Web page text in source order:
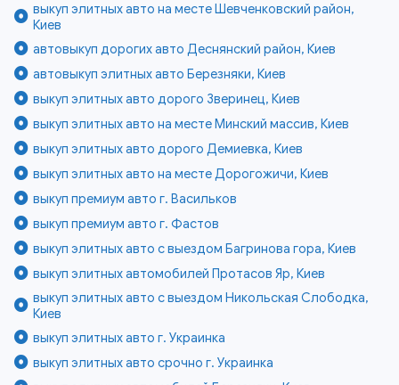
выкуп элитных авто на месте Шевченковский район,
Киев
автовыкуп дорогих авто Деснянский район, Киев
автовыкуп элитных авто Березняки, Киев
выкуп элитных авто дорого Зверинец, Киев
выкуп элитных авто на месте Минский массив, Киев
выкуп элитных авто дорого Демиевка, Киев
выкуп элитных авто на месте Дорогожичи, Киев
выкуп премиум авто г. Васильков
выкуп премиум авто г. Фастов
выкуп элитных авто с выездом Багринова гора, Киев
выкуп элитных автомобилей Протасов Яр, Киев
выкуп элитных авто с выездом Никольская Слободка,
Киев
выкуп элитных авто г. Украинка
выкуп элитных авто срочно г. Украинка